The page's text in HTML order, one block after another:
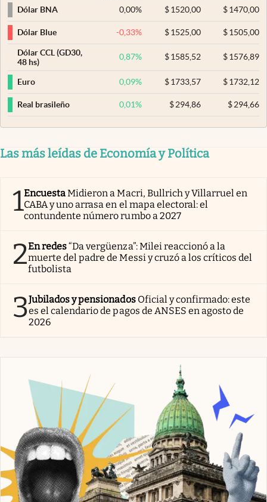
Dólar BNA
0,00% $ 1520,00 $1470,00
Dólar Blue -0,33% $ 1525,00 $1505,00
Dólar CCL (GD30,
48 hs)
0,87% $ 1585,52 $1576,89
Euro 0,09% $ 1733,57 $1732,12
Real brasileño 0,01% $ 294,86 $294,66
Las más leídas de Economía y Política
1EncuestaMidieron a Macri, Bullrich y Villarruel en
CABA y uno arrasa en el mapa electoral: el
contundente número rumbo a 2027
2En redes“Da vergüenza”: Milei reaccionó a la
muerte del padre de Messi y cruzó a los críticos del
futbolista
3Jubilados y pensionados Oficial y confirmado: este
es el calendario de pagos de ANSES en agosto de
2026